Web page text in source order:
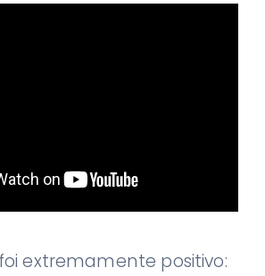
extremamente positivo: